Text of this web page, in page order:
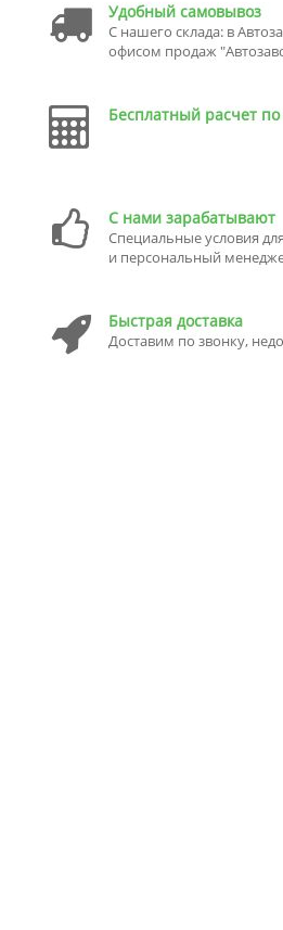
Удобный самовывоз
С нашего склада: в
офисом продаж
Бесплатный расчет
С нами зарабатывают
Специальные условия
и персональный
Быстрая доставка
Доставим по звонку,